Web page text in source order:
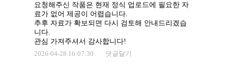
요청해주신 작품은 현재 정식 업로드에 필요한 자
료가 없어 제공이 어렵습니다.
추후 자료가 확보되면 다시 검토해 안내드리겠습
니다.
관심 가져주셔서 감사합니다!
2026-04-28 16:07:30
댓글달기